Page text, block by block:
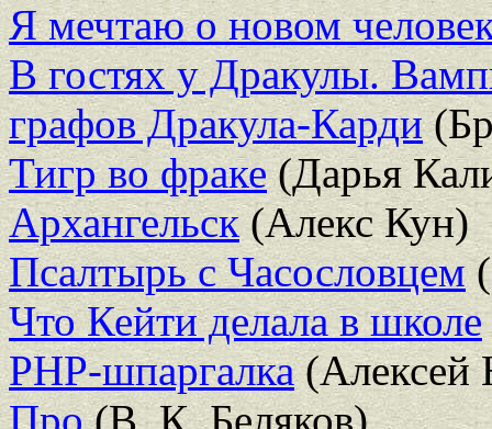
Я мечтаю о новом
В гостях у Дракулы.
графов Дракула-Карди
Тигр во фраке(Дарья
Архангельск(Алекс Кун)
Псалтырь с Часословцем
Что Кейти делала в школе
PHP-шпаргалка(Алексей
Про(В. К. Беляков)